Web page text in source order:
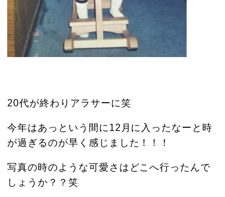
20代が終わりアラサーに笑
今年はあっという間に12月に入ったなーと時
が過ぎるのが早く感じました！！！
写真の時のような可愛さはどこへ行ったんで
しょうか？？笑